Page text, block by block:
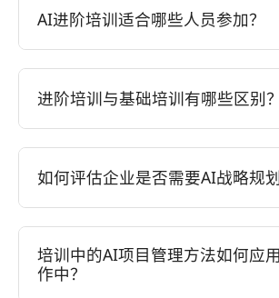
AI进阶培训适合哪些人员参加？
员。培训内容侧重于AI战略规划、高
管理决策框架，帮助学员从战略高度
中的应用与发展。如果您尚未接触过
建议先参加我们的基础培训课程。
进阶培训与基础培训有哪些区别？
划、高级应用场景、决策框架构建和
面，更加注重企业级应用和管理层面
培训课程更深入、更具挑战性，需要
的AI基础知识和实践经验。
如何评估企业是否需要AI战略规划
但未充分利用；3）业务流程存在明
间；4）管理层对AI转型有明确意愿；
培训中的AI项目管理方法如何应
作中？